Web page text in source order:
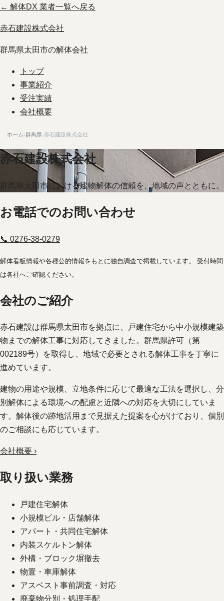
← 解体DX 業者一覧へ戻る
赤石建設株式会社
群馬県太田市の解体会社
トップ
事業紹介
受注実績
会社概要
ホーム›群馬県›赤石建設株式会社
赤石建設株式会社
群馬県太田市における建物解体の信頼を、地域の声とともに。
お電話でのお問い合わせ
📞 0276-38-0279
解体看板情報や各種公的情報をもとに独自調査で掲載しています。 受付時間
は各社へご確認ください。
会社のご紹介
赤石建設は群馬県太田市を拠点に、戸建住宅から中小規模建築
物までの解体工事に対応してきました。群馬県許可（第
002189号）を取得し、地域で必要とされる解体工事を丁寧に
進めています。
建物の用途や規模、立地条件に応じて最適な工法を選択し、分
別解体による環境への配慮と近隣への対応を大切にしていま
す。解体後の跡地活用まで見据えた提案を心がけており、個別
のご相談にも応じています。
会社概要 ›
取り扱い業務
戸建住宅解体
小規模ビル・店舗解体
アパート・共同住宅解体
内装スケルトン解体
外構・ブロック塀撤去
物置・車庫解体
アスベスト事前調査・対応
廃棄物分別・処理手配